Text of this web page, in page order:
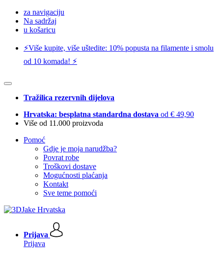
za navigaciju
Na sadržaj
u košaricu
⚡️Više kupite, više uštedite: 10% popusta na filamente i smolu
od 10 komada! ⚡️
Tražilica rezervnih dijelova
Hrvatska: besplatna standardna dostava od € 49,90
Više od 11.000 proizvoda
Pomoć
Gdje je moja narudžba?
Povrat robe
Troškovi dostave
Mogućnosti plaćanja
Kontakt
Sve teme pomoći
Prijava
Prijava